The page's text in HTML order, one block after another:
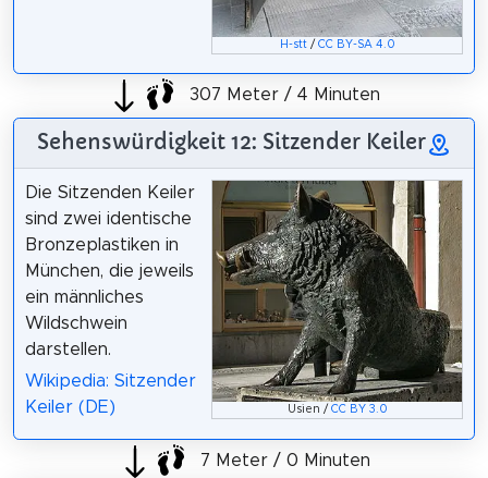
H-stt/ CC BY-SA 4.0
307 Meter / 4 Minuten
Sehenswürdigkeit 12: Sitzender Keiler
Usien / CC BY 3.0
Die Sitzenden Keiler
sind zwei identische
Bronzeplastiken in
München, die jeweils
ein männliches
Wildschwein
darstellen.
Wikipedia: Sitzender
Keiler (DE)
7 Meter / 0 Minuten